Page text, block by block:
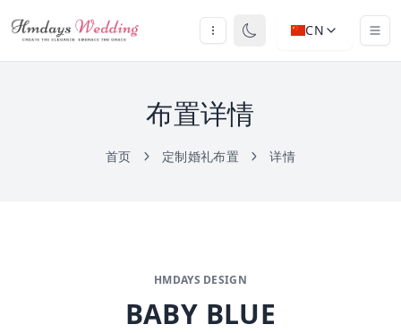
CN
布置详情
首页 定制婚礼布置 详情
HMDAYS DESIGN
BABY BLUE